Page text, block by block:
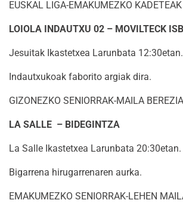
EUSKAL LIGA-EMAKUMEZKO KADETEAK
LOIOLA INDAUTXU 02 – MOVILTECK ISB
Jesuitak Ikastetxea Larunbata 12:30etan.
Indautxukoak faborito argiak dira.
GIZONEZKO SENIORRAK-MAILA BEREZIA
LA SALLE – BIDEGINTZA
La Salle Ikastetxea Larunbata 20:30etan.
Bigarrena hirugarrenaren aurka.
EMAKUMEZKO SENIORRAK-LEHEN